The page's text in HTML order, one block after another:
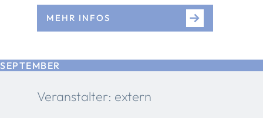
MEHR INFOS
SEPTEMBER
Veranstalter: extern